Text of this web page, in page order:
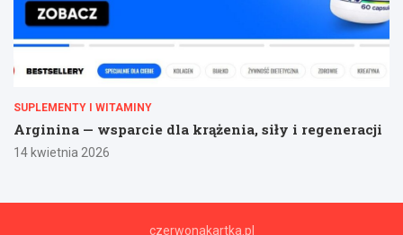
SUPLEMENTY I WITAMINY
Arginina — wsparcie dla krążenia, siły i regeneracji
14 kwietnia 2026
czerwonakartka.pl